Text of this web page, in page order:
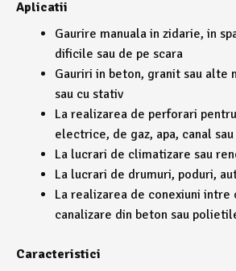
Aplicatii
Gaurire manuala in zidarie, in
dificile sau de pe scara
Gauriri in beton, granit sau alte
sau cu stativ
La realizarea de perforari
electrice, de gaz, apa, canal
La lucrari de climatizare sau
La lucrari de drumuri, poduri,
La realizarea de conexiuni intre
canalizare din beton sau
Caracteristici